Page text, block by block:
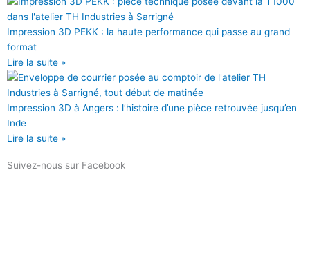
Impression 3D PEKK : la haute performance qui passe au grand
format
Lire la suite »
Impression 3D à Angers : l’histoire d’une pièce retrouvée jusqu’en
Inde
Lire la suite »
Suivez-nous sur Facebook